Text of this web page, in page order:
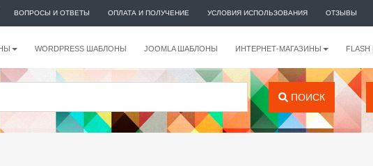
ВОПРОСЫ И ОТВЕТЫ ОПЛАТА И ПОЛУЧЕНИЕ УСЛОВИЯ ИСПОЛЬЗОВАНИЯ ОТЗЫВЫ
WORDPRESS ШАБЛОНЫ JOOMLA ШАБЛОНЫ ИНТЕРНЕТ-МАГАЗИНЫ
ПОИСК